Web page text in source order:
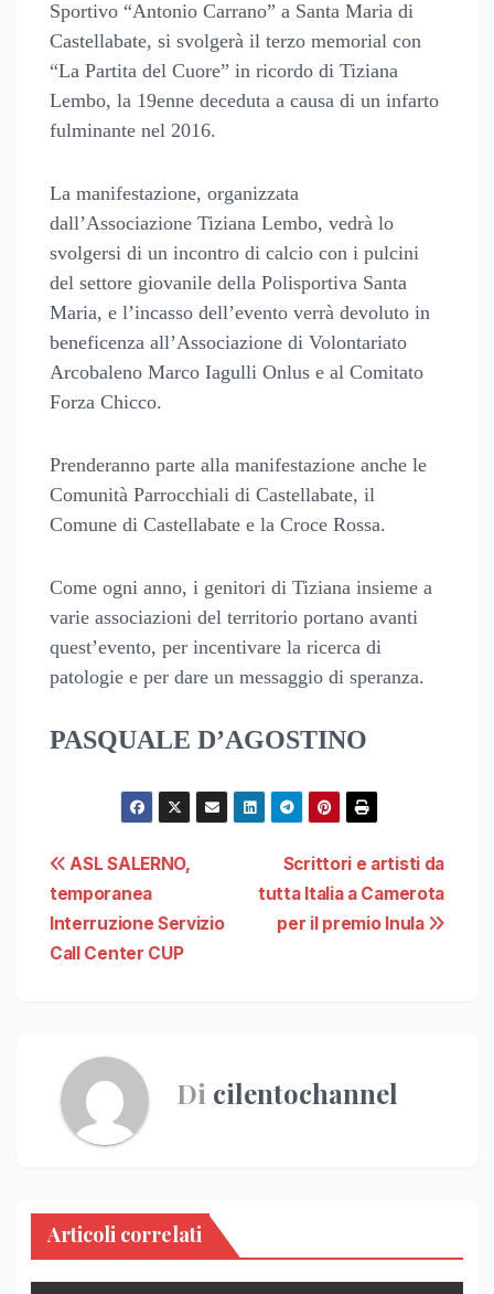
Sportivo “Antonio Carrano” a Santa Maria di
Castellabate, si svolgerà il terzo memorial con
“La Partita del Cuore” in ricordo di Tiziana
Lembo, la 19enne deceduta a causa di un infarto
fulminante nel 2016.
La manifestazione, organizzata
dall’Associazione Tiziana Lembo, vedrà lo
svolgersi di un incontro di calcio con i pulcini
del settore giovanile della Polisportiva Santa
Maria, e l’incasso dell’evento verrà devoluto in
beneficenza all’Associazione di Volontariato
Arcobaleno Marco Iagulli Onlus e al Comitato
Forza Chicco.
Prenderanno parte alla manifestazione anche le
Comunità Parrocchiali di Castellabate, il
Comune di Castellabate e la Croce Rossa.
Come ogni anno, i genitori di Tiziana insieme a
varie associazioni del territorio portano avanti
quest’evento, per incentivare la ricerca di
patologie e per dare un messaggio di speranza.
PASQUALE D’AGOSTINO
Navigazione
articoli
Scrittori e artisti da
tutta Italia a Camerota
per il premio Inula
ASL SALERNO,
temporanea
Interruzione Servizio
Call Center CUP
Di cilentochannel
Articoli correlati